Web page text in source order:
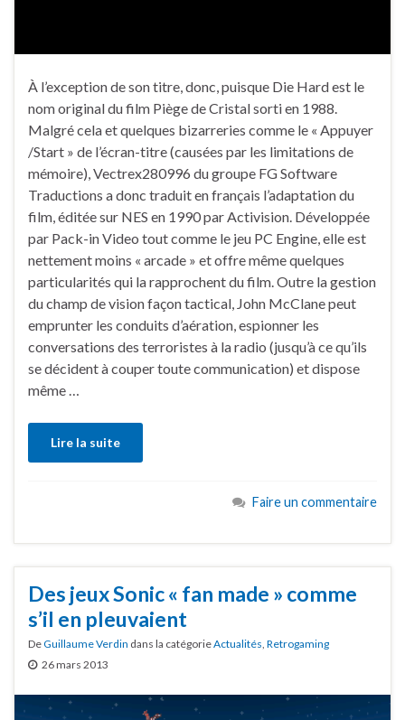
À l’exception de son titre, donc, puisque Die Hard est le
nom original du film Piège de Cristal sorti en 1988.
Malgré cela et quelques bizarreries comme le « Appuyer
/Start » de l’écran-titre (causées par les limitations de
mémoire), Vectrex280996 du groupe FG Software
Traductions a donc traduit en français l’adaptation du
film, éditée sur NES en 1990 par Activision. Développée
par Pack-in Video tout comme le jeu PC Engine, elle est
nettement moins « arcade » et offre même quelques
particularités qui la rapprochent du film. Outre la gestion
du champ de vision façon tactical, John McClane peut
emprunter les conduits d’aération, espionner les
conversations des terroristes à la radio (jusqu’à ce qu’ils
se décident à couper toute communication) et dispose
même …
Lire la suite
Faire un commentaire
Des jeux Sonic « fan made » comme
s’il en pleuvaient
DeGuillaume Verdin dans la catégorieActualités Retrogaming
26 mars 2013